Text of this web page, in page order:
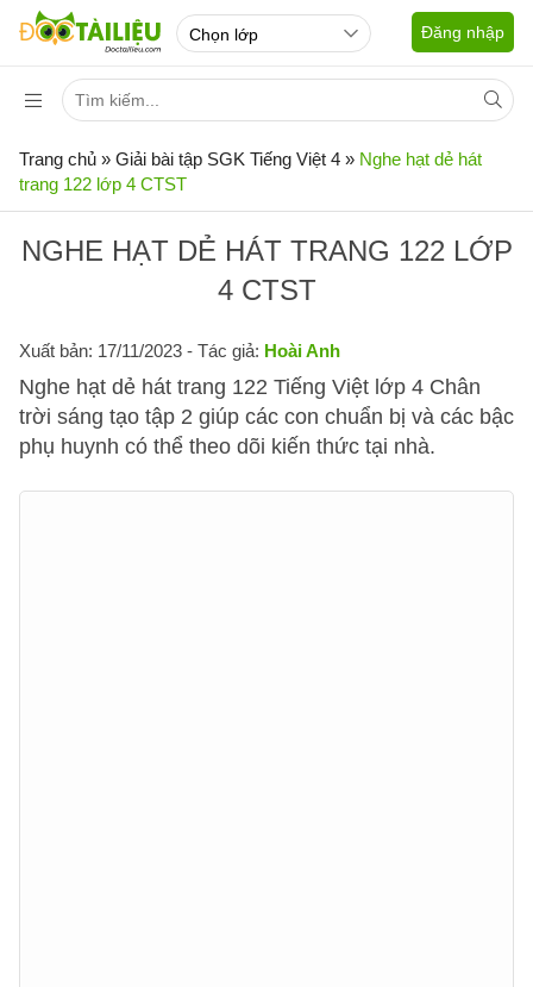
Đăng nhập
Trang chủ » Giải bài tập SGK Tiếng Việt 4 » Nghe hạt dẻ hát
trang 122 lớp 4 CTST
NGHE HẠT DẺ HÁT TRANG 122 LỚP
4 CTST
Xuất bản: 17/11/2023 - Tác giả: Hoài Anh
Nghe hạt dẻ hát trang 122 Tiếng Việt lớp 4 Chân
trời sáng tạo tập 2 giúp các con chuẩn bị và các bậc
phụ huynh có thể theo dõi kiến thức tại nhà.